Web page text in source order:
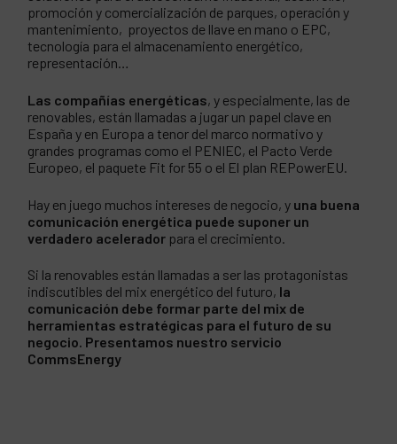
promoción y comercialización de parques, operación y
mantenimiento, proyectos de llave en mano o EPC,
tecnología para el almacenamiento energético,
representación…
Las compañías energéticas, y especialmente, las de
renovables, están llamadas a jugar un papel clave en
España y en Europa a tenor del marco normativo y
grandes programas como el PENIEC, el Pacto Verde
Europeo, el paquete Fit for 55 o el El plan REPowerEU.
Hay en juego muchos intereses de negocio, y una buena
comunicación energética puede suponer un
verdadero acelerador para el crecimiento.
Si la renovables están llamadas a ser las protagonistas
indiscutibles del mix energético del futuro, la
comunicación debe formar parte del mix de
herramientas estratégicas para el futuro de su
negocio. Presentamos nuestro servicio
CommsEnergy